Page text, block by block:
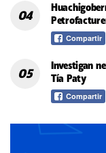
Compartir
Investigan
Tía Paty
Compartir